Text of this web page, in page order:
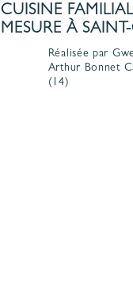
CUISINE
MESURE À
Réalisée par
Arthur Bonnet
(14)